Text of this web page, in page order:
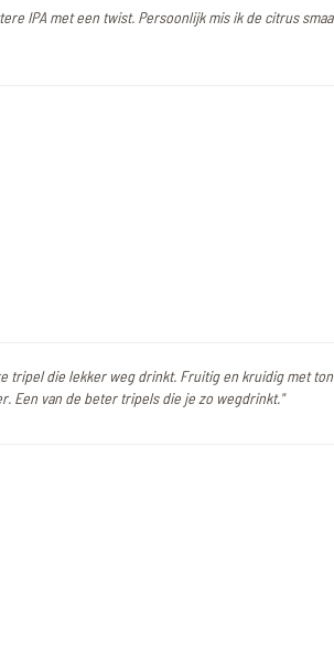
IPA met een twist. Persoonlijk mis ik de citrus
tripel die lekker weg drinkt. Fruitig en kruidig met
Een van de beter tripels die je zo wegdrinkt."